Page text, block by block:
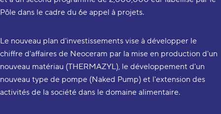
Pôle dans le cadre du 6e appel à projets.
Le nouveau plan d'investissements vise à développer le
chiffre d'affaires de Neoceram par la mise en production d'un
nouveau matériau (THERMAZYL), le développement d'un
nouveau type de pompe (Naked Pump) et l'extension des
activités de la société dans le domaine alimentaire.